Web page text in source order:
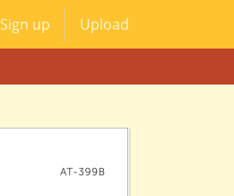
Sign up Upload